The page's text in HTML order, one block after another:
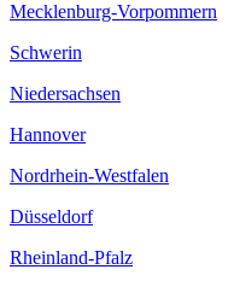
Mecklenburg-Vorpommern
Schwerin
Niedersachsen
Hannover
Nordrhein-Westfalen
Düsseldorf
Rheinland-Pfalz